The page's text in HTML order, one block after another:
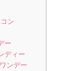
ン
ー
ディー
ンデー